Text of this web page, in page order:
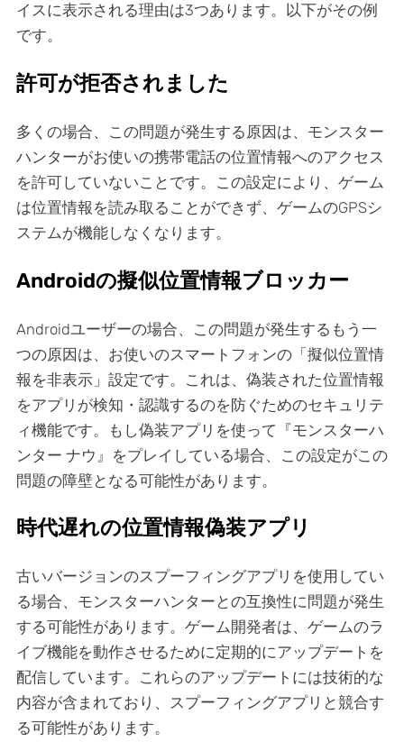
イスに表示される理由は3つあります。以下がその例
です。
許可が拒否されました
多くの場合、この問題が発生する原因は、モンスター
ハンターがお使いの携帯電話の位置情報へのアクセス
を許可していないことです。この設定により、ゲーム
は位置情報を読み取ることができず、ゲームのGPSシ
ステムが機能しなくなります。
Androidの擬似位置情報ブロッカー
Androidユーザーの場合、この問題が発生するもう一
つの原因は、お使いのスマートフォンの「擬似位置情
報を非表示」設定です。これは、偽装された位置情報
をアプリが検知・認識するのを防ぐためのセキュリテ
ィ機能です。もし偽装アプリを使って『モンスターハ
ンター ナウ』をプレイしている場合、この設定がこの
問題の障壁となる可能性があります。
時代遅れの位置情報偽装アプリ
古いバージョンのスプーフィングアプリを使用してい
る場合、モンスターハンターとの互換性に問題が発生
する可能性があります。ゲーム開発者は、ゲームのラ
イブ機能を動作させるために定期的にアップデートを
配信しています。これらのアップデートには技術的な
内容が含まれており、スプーフィングアプリと競合す
る可能性があります。